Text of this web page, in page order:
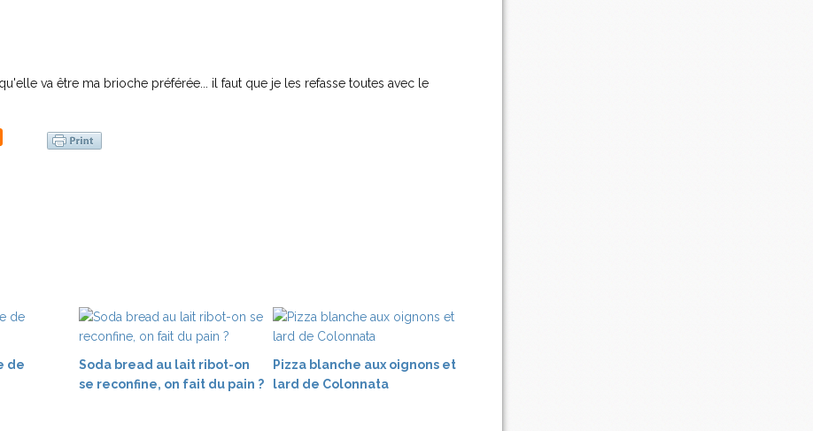
va être ma brioche préférée... il faut que je les refasse toutes avec le
de
Soda bread au lait ribot-on
se reconfine, on fait du pain ?
Pizza blanche aux oignons et
lard de Colonnata